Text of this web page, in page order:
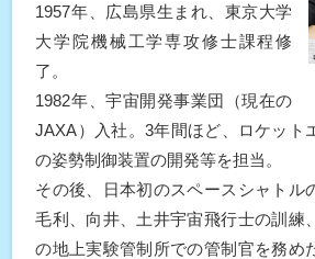
1957年、広島県生まれ、東京大学
大学院機械工学専攻修士課程修
了。
1982年、宇宙開発事業団（現在の
JAXA）入社。3年間ほど、ロケット
の姿勢制御装置の開発等を担当。
その後、日本初のスペースシャトル
毛利、向井、土井宇宙飛行士の訓練
の地上実験管制所での管制官を務め